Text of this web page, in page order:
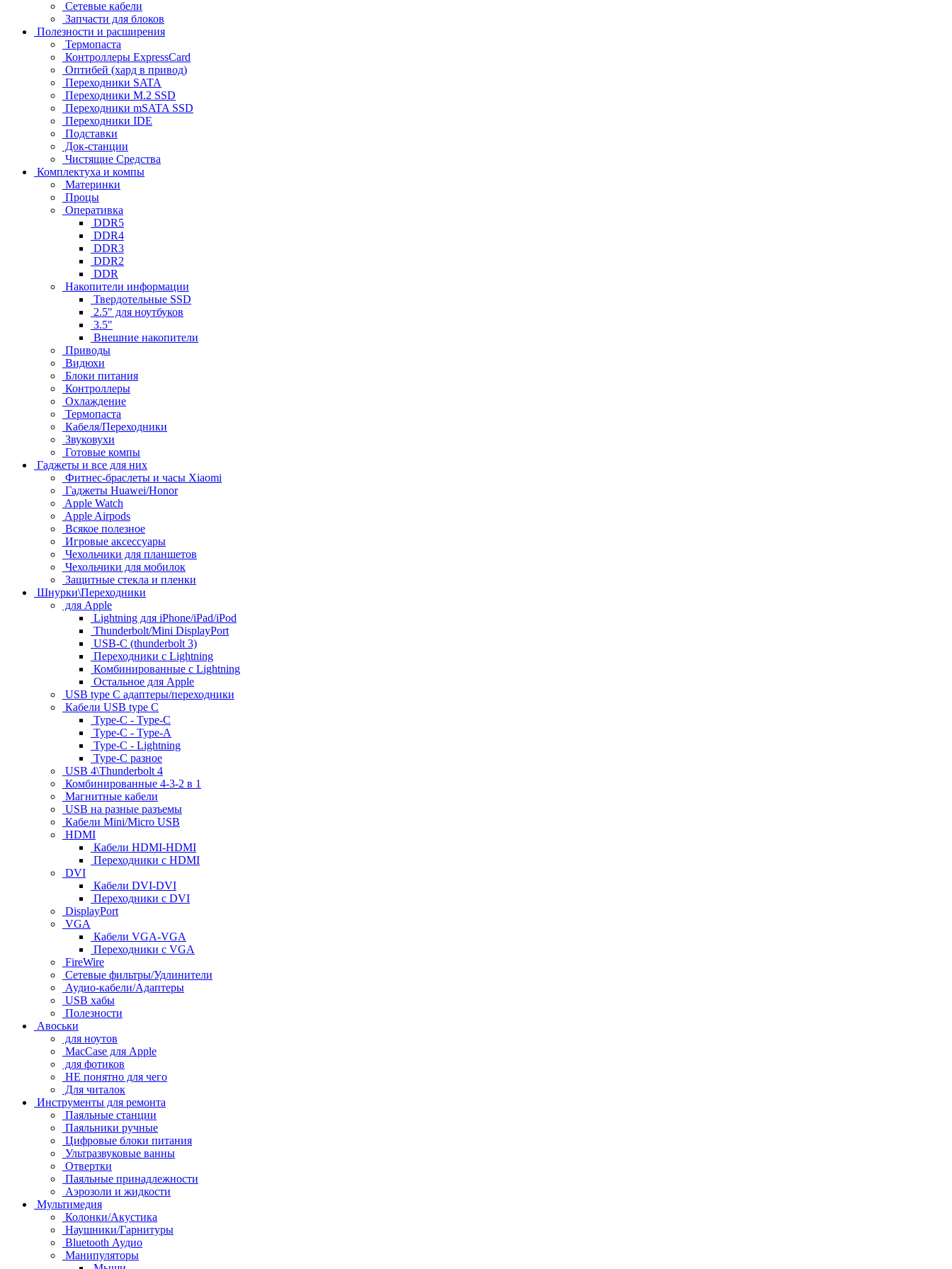
Сетевые кабели
Запчасти для блоков
Полезности и расширения
Термопаста
Контроллеры ExpressCard
Оптибей (хард в привод)
Переходники SATA
Переходники M.2 SSD
Переходники mSATA SSD
Переходники IDE
Подставки
Док-станции
Чистящие Средства
Комплектуха и компы
Материнки
Процы
Оперативка
DDR5
DDR4
DDR3
DDR2
DDR
Накопители информации
Твердотельные SSD
2.5" для ноутбуков
3.5"
Внешние накопители
Приводы
Видюхи
Блоки питания
Контроллеры
Охлаждение
Термопаста
Кабеля/Переходники
Звуковухи
Готовые компы
Гаджеты и все для них
Фитнес-браслеты и часы Xiaomi
Гаджеты Huawei/Honor
Apple Watch
Apple Airpods
Всякое полезное
Игровые аксессуары
Чехольчики для планшетов
Чехольчики для мобилок
Защитные стекла и пленки
Шнурки\Переходники
для Apple
Lightning для iPhone/iPad/iPod
Thunderbolt/Mini DisplayPort
USB-C (thunderbolt 3)
Переходники с Lightning
Комбинированные с Lightning
Остальное для Apple
USB type C адаптеры/переходники
Кабели USB type C
Type-C - Type-C
Type-C - Type-A
Type-C - Lightning
Type-C разное
USB 4\Thunderbolt 4
Комбинированные 4-3-2 в 1
Магнитные кабели
USB на разные разъемы
Кабели Mini/Micro USB
HDMI
Кабели HDMI-HDMI
Переходники с HDMI
DVI
Кабели DVI-DVI
Переходники с DVI
DisplayPort
VGA
Кабели VGA-VGA
Переходники с VGA
FireWire
Сетевые фильтры/Удлинители
Аудио-кабели/Адаптеры
USB хабы
Полезности
Авоськи
для ноутов
MacCase для Apple
для фотиков
НЕ понятно для чего
Для читалок
Инструменты для ремонта
Паяльные станции
Паяльники ручные
Цифровые блоки питания
Ультразвуковые ванны
Отвертки
Паяльные принадлежности
Аэрозоли и жидкости
Мультимедия
Колонки/Акустика
Наушники/Гарнитуры
Bluetooth Аудио
Манипуляторы